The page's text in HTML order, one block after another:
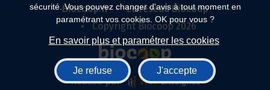
sécurité. Vous pouvez changer d'avis à tout moment en
paramétrant vos cookies. OK pour vous ?
En savoir plus et paramétrer les cookies
Je refuse J'accepte
Biocoop.fr
Le réseau Biocoop
Copyright Biocoop 2026
Réalisé par